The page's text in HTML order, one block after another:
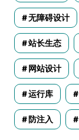
无障碍设计
站长生态
网站设计
运行库
防注入